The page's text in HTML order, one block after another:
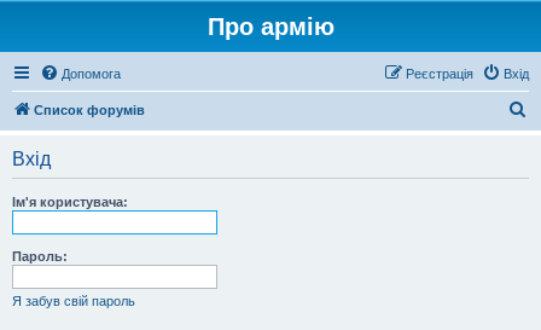
Про армію
Допомога Вхід
Реєстрація
Список форумів
Вхід
Ім'я користувача:
Пароль:
Я забув свій пароль